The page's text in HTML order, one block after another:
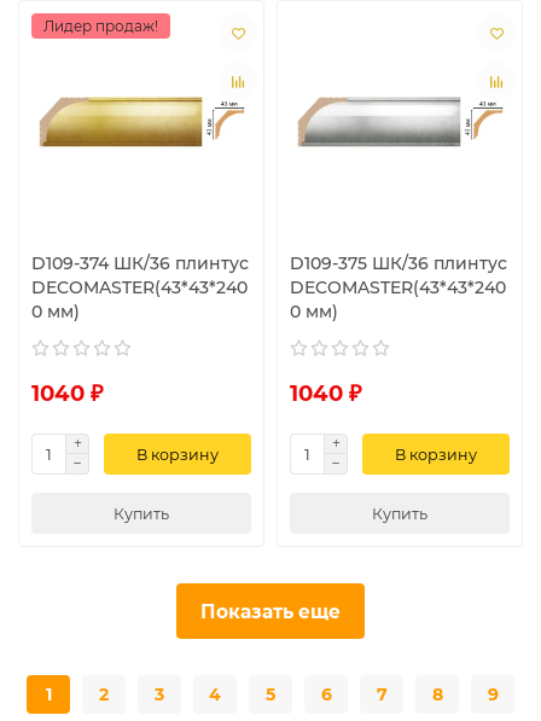
Лидер продаж!
D109-374 ШК/36 плинтус
DECOMASTER(43*43*240
0 мм)
1040 ₽
В корзину
Купить
D109-375 ШК/36 плинтус
DECOMASTER(43*43*240
0 мм)
1040 ₽
В корзину
Купить
Показать еще
1 2 3 4 5 6 7 8 9